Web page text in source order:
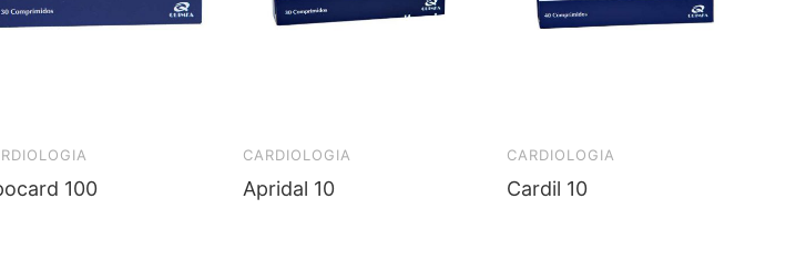
100
CARDIOLOGIA
Apridal 10
CARDIOLOGIA
Cardil 10